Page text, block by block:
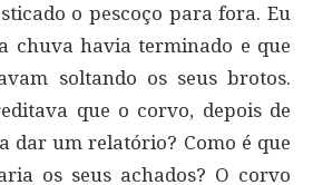
o pescoço para fora. Eu
chuva havia terminado e que
soltando os seus brotos.
que o corvo, depois de
dar um relatório? Como é que
os seus achados? O corvo